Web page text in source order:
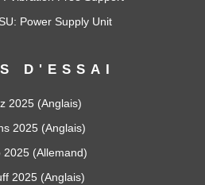
: Power Supply Unit
D'ESSAI
2025 (Anglais)
2025 (Anglais)
2025 (Allemand)
2025 (Anglais)